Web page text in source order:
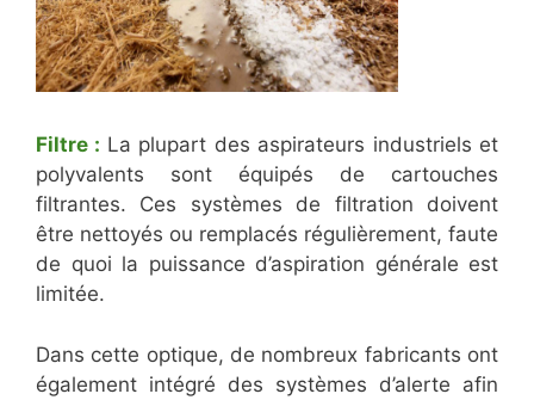
Filtre : La plupart des aspirateurs industriels et
polyvalents sont équipés de cartouches
filtrantes. Ces systèmes de filtration doivent
être nettoyés ou remplacés régulièrement, faute
de quoi la puissance d’aspiration générale est
limitée.
Dans cette optique, de nombreux fabricants ont
également intégré des systèmes d’alerte afin